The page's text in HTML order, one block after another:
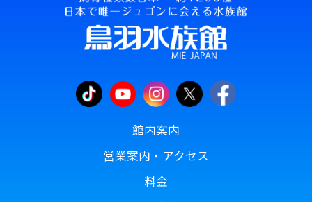
館内案内
営業案内・アクセス
料金